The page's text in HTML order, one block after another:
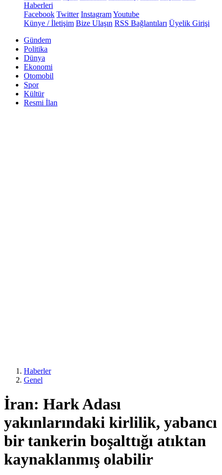
Haberleri
Facebook Twitter InstagramYoutube
Künye / İletişim Bize Ulaşın RSS Bağlantıları Üyelik Girişi
Gündem
Politika
Dünya
Ekonomi
Otomobil
Spor
Kültür
Resmi İlan
Haberler
Genel
İran: Hark Adası
yakınlarındaki kirlilik, yabancı
bir tankerin boşalttığı atıktan
kaynaklanmış olabilir